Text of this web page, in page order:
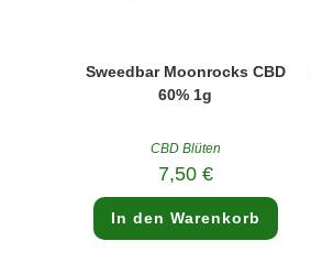
Sweedbar Moonrocks CBD
60% 1g
CBD Blüten
7,50 €
In den Warenkorb